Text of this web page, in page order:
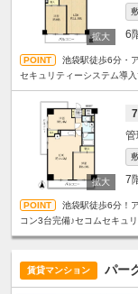
6
池袋駅徒歩6分・
セキュリティーシステム導
7
池袋駅徒歩6分！
コン3台完備♪セコムセキュ
賃貸マンション パー